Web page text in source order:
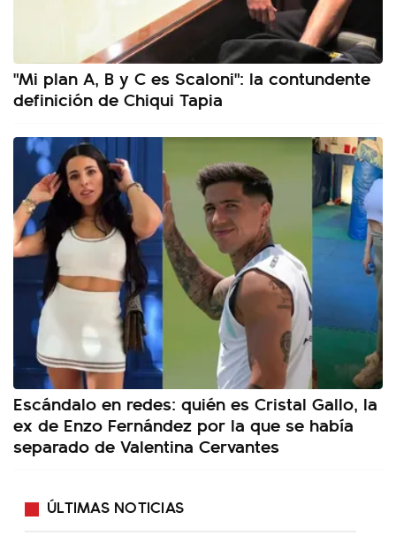
"Mi plan A, B y C es Scaloni": la contundente
definición de Chiqui Tapia
Escándalo en redes: quién es Cristal Gallo, la
ex de Enzo Fernández por la que se había
separado de Valentina Cervantes
ÚLTIMAS NOTICIAS